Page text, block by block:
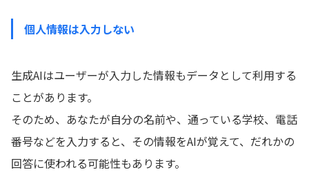
個人情報は入力しない
生成AIはユーザーが入力した情報もデータとして利用する
ことがあります。
そのため、あなたが自分の名前や、通っている学校、電話
番号などを入力すると、その情報をAIが覚えて、だれかの
回答に使われる可能性もあります。